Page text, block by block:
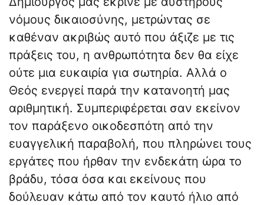
νόμους δικαιοσύνης, μετρώντας σε
καθέναν ακριβώς αυτό που άξιζε με τις
πράξεις του, η ανθρωπότητα δεν θα είχε
ούτε μια ευκαιρία για σωτηρία. Αλλά ο
Θεός ενεργεί παρά την κατανοητή μας
αριθμητική. Συμπεριφέρεται σαν εκείνον
τον παράξενο οικοδεσπότη από την
ευαγγελική παραβολή, που πληρώνει τους
εργάτες που ήρθαν την ενδεκάτη ώρα το
βράδυ, τόσα όσα και εκείνους που
δούλευαν κάτω από τον καυτό ήλιο από